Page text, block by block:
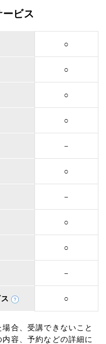
ビス
○
○
○
○
－
○
－
○
○
－
○
合、受講できないこと
容、予約などの詳細に